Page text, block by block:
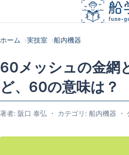
ホーム 実技室 船内機器
60メッシュの金網
ど、60の意味は？
著者: 阪口 泰弘 ・ カテゴリ: 船内機器 ・